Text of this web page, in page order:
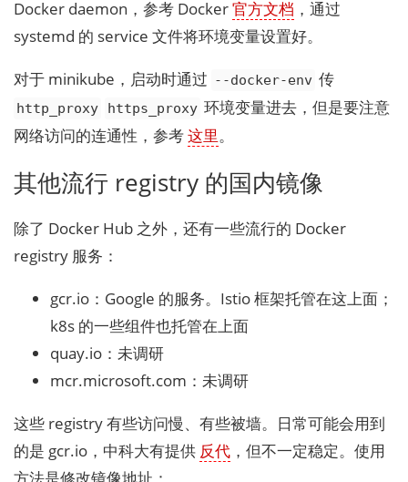
Docker daemon，参考 Docker官方文档 ，通过
systemd 的 service 文件将环境变量设置好。
对于 minikube，启动时通过 --docker-env 传
http_proxy https_proxy 环境变量进去，但是要注意
网络访问的连通性，参考这里。
其他流行 registry 的国内镜像
除了 Docker Hub 之外，还有一些流行的 Docker
registry 服务：
gcr.io：Google 的服务。Istio 框架托管在这上面；
k8s 的一些组件也托管在上面
quay.io：未调研
mcr.microsoft.com：未调研
这些 registry 有些访问慢、有些被墙。日常可能会用到
的是 gcr.io，中科大有提供 反代 ，但不一定稳定。使用